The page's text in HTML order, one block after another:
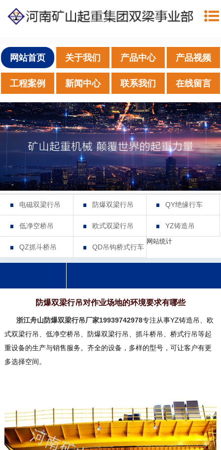
网站首页 关于我们 产品中心 产品视频
工程案例 新闻中心 联系我们 在线留言
电磁双梁行吊 防爆双梁行吊 QY绝缘行车
低净空桥吊 欧式双梁行吊 YZ铸造吊
QZ抓斗桥吊 QD吊钩桥式行车
防爆双梁行吊对作业场地的环境要求有哪些
浙江舟山防爆双梁行吊厂家19939742978专注从事YZ铸造吊、欧
式双梁行吊、低净空桥吊、防爆双梁行吊、抓斗桥吊、桥式行吊等起
重设备的生产与销售服务。齐全的设备，多样的型号，可让客户有更
多选择空间。
网站统计